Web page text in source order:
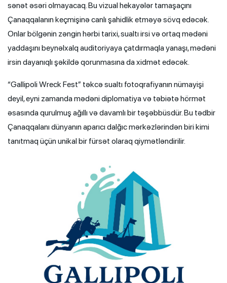
sənət əsəri olmayacaq. Bu vizual hekayələr tamaşaçını
Çanaqqalanın keçmişinə canlı şahidlik etməyə sövq edəcək.
Onlar bölgənin zəngin hərbi tarixi, sualtı irsi və ortaq mədəni
yaddaşını beynəlxalq auditoriyaya çatdırmaqla yanaşı, mədəni
irsin dayanıqlı şəkildə qorunmasına da xidmət edəcək.
“Gallipoli Wreck Fest” təkcə sualtı fotoqrafiyanın nümayişi
deyil, eyni zamanda mədəni diplomatiya və təbiətə hörmət
əsasında qurulmuş ağıllı və davamlı bir təşəbbüsdür. Bu tədbir
Çanaqqalanı dünyanın aparıcı dalğıc mərkəzlərindən biri kimi
tanıtmaq üçün unikal bir fürsət olaraq qiymətləndirilir.